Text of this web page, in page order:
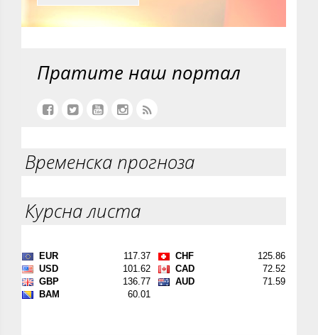
Пратите наш портал
Временска прогноза
Курсна листа